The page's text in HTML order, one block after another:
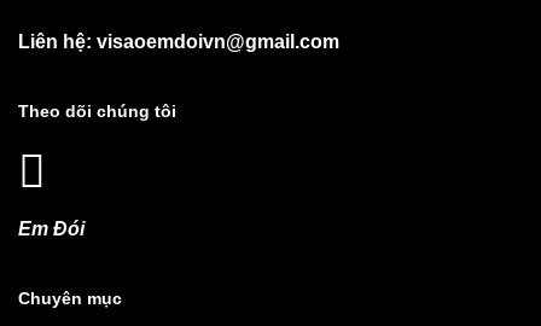
Liên hệ: visaoemdoivn@gmail.com
Theo dõi chúng tôi
Em Đói
Chuyên mục